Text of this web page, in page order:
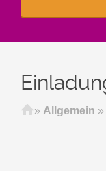
Startseite
» Allgemein »